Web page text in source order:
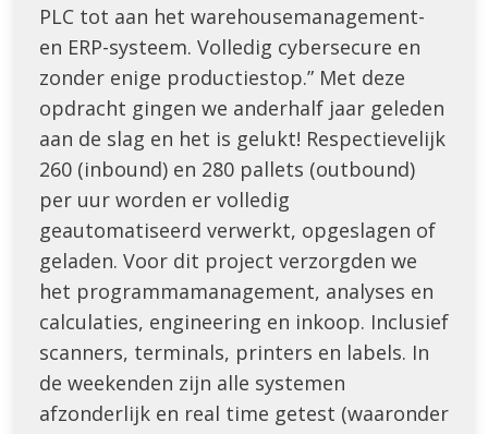
PLC tot aan het warehousemanagement-
en ERP-systeem. Volledig cybersecure en
zonder enige productiestop.” Met deze
opdracht gingen we anderhalf jaar geleden
aan de slag en het is gelukt! Respectievelijk
260 (inbound) en 280 pallets (outbound)
per uur worden er volledig
geautomatiseerd verwerkt, opgeslagen of
geladen. Voor dit project verzorgden we
het programmamanagement, analyses en
calculaties, engineering en inkoop. Inclusief
scanners, terminals, printers en labels. In
de weekenden zijn alle systemen
afzonderlijk en real time getest (waaronder